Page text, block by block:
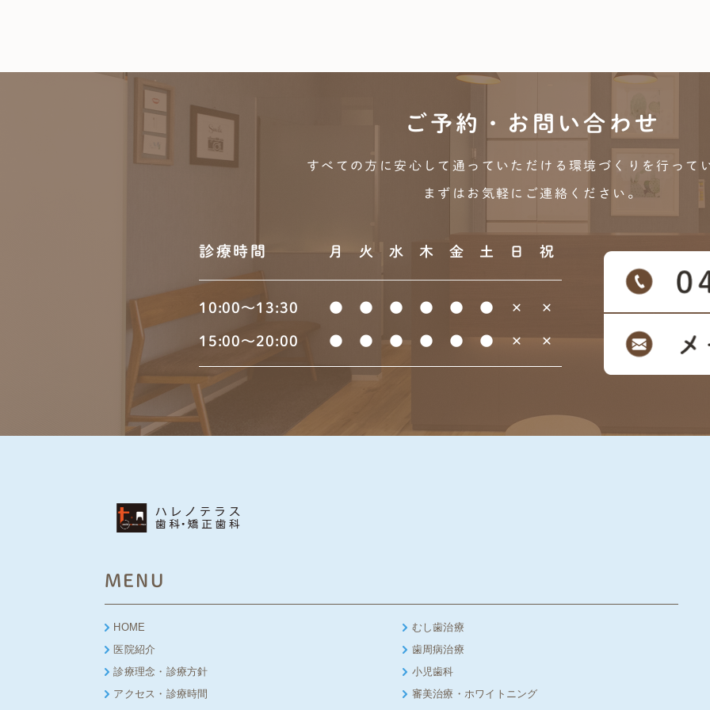
ご予約・お問い合わせ
すべての方に安心して通っていただける 環境づくりを行って
まずはお気軽にご連絡ください。
診療時間 月 火 水 木 金 土 日 祝
10:00～13:30 ● ● ● ● ● ● × ×
15:00～20:00 ● ● ● ● ● ● × ×
MENU
HOME
医院紹介
診療理念・診療方針
アクセス・診療時間
むし歯治療
歯周病治療
小児歯科
審美治療・ホワイトニング